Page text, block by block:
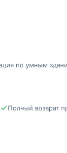
по умным
Полный возврат